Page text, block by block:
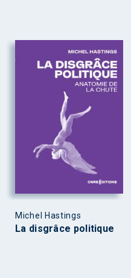
Michel Hastings
La disgrâce politique